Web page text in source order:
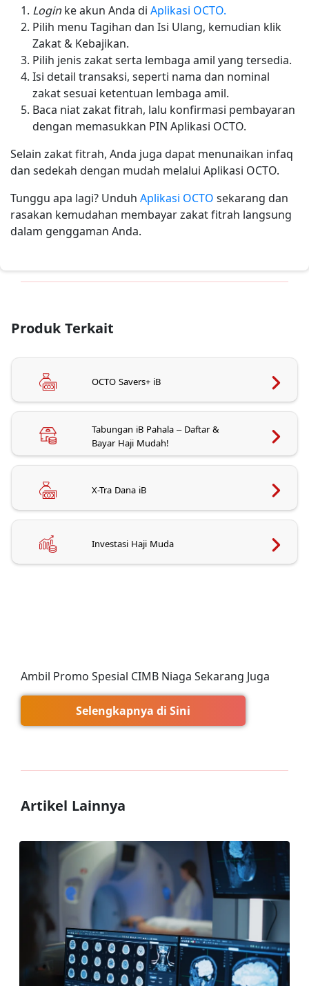
Loginke akun Anda di Aplikasi OCTO.
Pilih menu Tagihan dan Isi Ulang, kemudian klik
Zakat & Kebajikan.
Pilih jenis zakat serta lembaga amil yang tersedia.
Isi detail transaksi, seperti nama dan nominal
zakat sesuai ketentuan lembaga amil.
Baca niat zakat fitrah, lalu konfirmasi pembayaran
dengan memasukkan PIN Aplikasi OCTO.
Selain zakat fitrah, Anda juga dapat menunaikan infaq
dan sedekah dengan mudah melalui Aplikasi OCTO.
Tunggu apa lagi? Unduh Aplikasi OCTO sekarang dan
rasakan kemudahan membayar zakat fitrah langsung
dalam genggaman Anda.
Produk Terkait
OCTO Savers+ iB
Tabungan iB Pahala – Daftar &
Bayar Haji Mudah!
X-Tra Dana iB
Investasi Haji Muda
Ambil Promo Spesial CIMB Niaga Sekarang Juga
Selengkapnya di Sini
Artikel Lainnya